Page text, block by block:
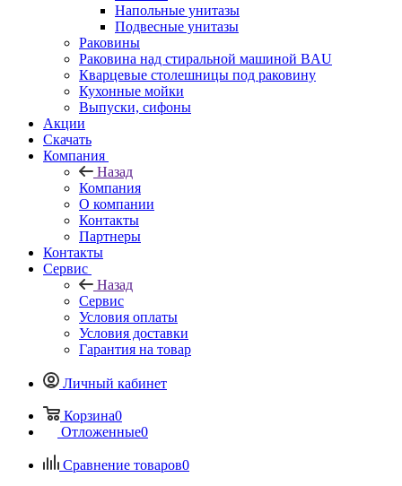
Напольные унитазы
Подвесные унитазы
Раковины
Раковина над стиральной машиной BAU
Кварцевые столешницы под раковину
Кухонные мойки
Выпуски, сифоны
Акции
Скачать
Компания
Назад
Компания
О компании
Контакты
Партнеры
Контакты
Сервис
Назад
Сервис
Условия оплаты
Условия доставки
Гарантия на товар
Личный кабинет
Корзина0
Отложенные0
Сравнение товаров0